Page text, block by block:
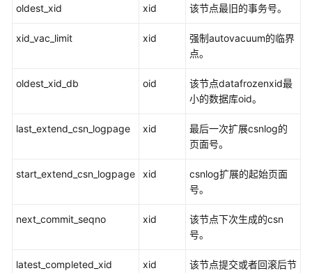
快
门
户
指
开
oldest_xid xid 该节点最旧的事务号。
xid_vac_limit xid
强制autovacuum的临界
点。
oldest_xid_db oid
该节点datafrozenxid最
小的数据库oid。
last_extend_csn_logpage xid
最后一次扩展csnlog的
页面号。
start_extend_csn_logpage xid
csnlog扩展的起始页面
号。
next_commit_seqno xid
该节点下次生成的csn
号。
latest_completed_xid xid
该节点提交或者回滚后节